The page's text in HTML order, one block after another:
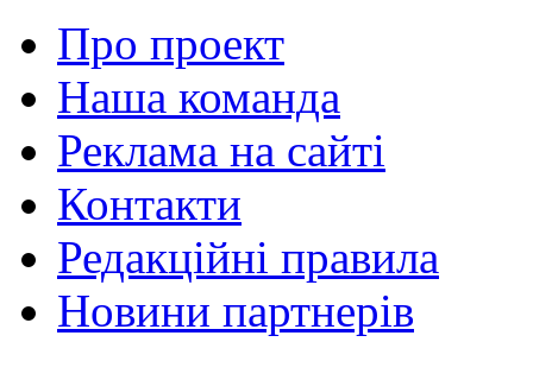
Про проект
Наша команда
Реклама на сайті
Контакти
Редакційні правила
Новини партнерів